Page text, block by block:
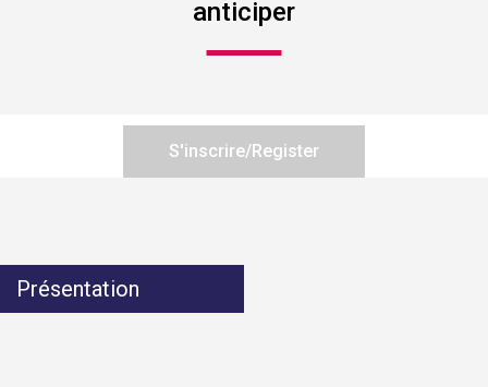
anticiper
S'inscrire/Register
Présentation